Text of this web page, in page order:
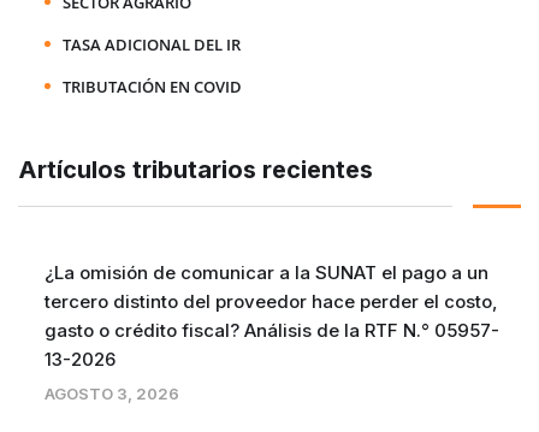
TASA ADICIONAL DEL IR
TRIBUTACIÓN EN COVID
Artículos tributarios recientes
¿La omisión de comunicar a la SUNAT el pago a un
tercero distinto del proveedor hace perder el costo,
gasto o crédito fiscal? Análisis de la RTF N.° 05957-
13-2026
AGOSTO 3, 2026